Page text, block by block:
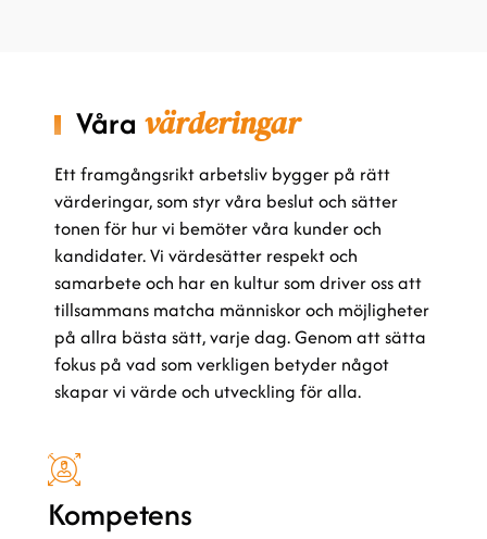
Våra värderingar
Ett framgångsrikt arbetsliv bygger på rätt
värderingar, som styr våra beslut och sätter
tonen för hur vi bemöter våra kunder och
kandidater. Vi värdesätter respekt och
samarbete och har en kultur som driver oss att
tillsammans matcha människor och möjligheter
på allra bästa sätt, varje dag. Genom att sätta
fokus på vad som verkligen betyder något
skapar vi värde och utveckling för alla.
Kompetens